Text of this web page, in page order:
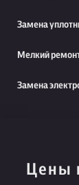
Замена
Мелкий
Замена
Цены